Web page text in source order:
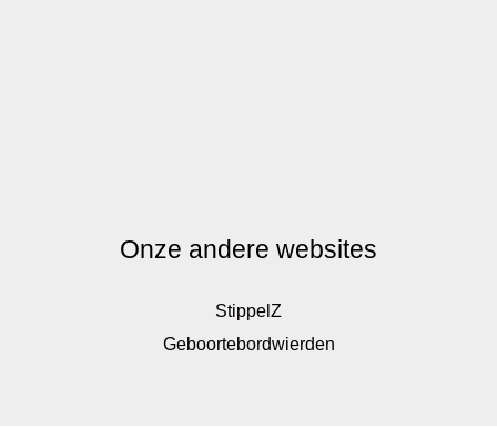
Onze andere websites
StippelZ
Geboortebordwierden